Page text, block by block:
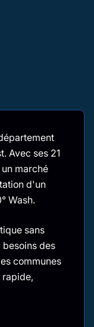
Avec ses 21
marché
d'un
Wash.
sans
des
communes
rapide,